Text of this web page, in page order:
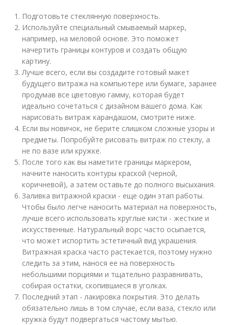
Подготовьте стеклянную поверхность.
Используйте специальный смываемый маркер,
например, на меловой основе. Это поможет
начертить границы контуров и создать общую
картину.
Лучше всего, если вы создадите готовый макет
будущего витража на компьютере или бумаге, заранее
продумав все цветовую гамму, которая будет
идеально сочетаться с дизайном вашего дома. Как
нарисовать витраж карандашом, смотрите ниже.
Если вы новичок, не берите слишком сложные узоры и
предметы. Попробуйте рисовать витраж по стеклу, а
не по вазе или кружке.
После того как вы наметите границы маркером,
начните наносить контуры краской (черной,
коричневой), а затем оставьте до полного высыхания.
Заливка витражной краски - еще один этап работы.
Чтобы было легче наносить материал на поверхность,
лучше всего использовать круглые кисти - жесткие и
искусственные. Натуральный ворс часто осыпается,
что может испортить эстетичный вид украшения.
Витражная краска часто растекается, поэтому нужно
следить за этим, нанося ее на поверхность
небольшими порциями и тщательно разравнивать,
собирая остатки, скопившиеся в уголках.
Последний этап - лакировка покрытия. Это делать
обязательно лишь в том случае, если ваза, стекло или
кружка будут подвергаться частому мытью.